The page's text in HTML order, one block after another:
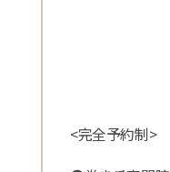
<完全予約制>